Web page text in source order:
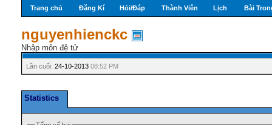
Trang chủ Đăng Kí Hỏi/Ðáp Thành Viên Lịch Bài
nguyenhienckc
Nhập môn đệ tử
Lần cuối: 24-10-2013 08:52 PM
Statistics